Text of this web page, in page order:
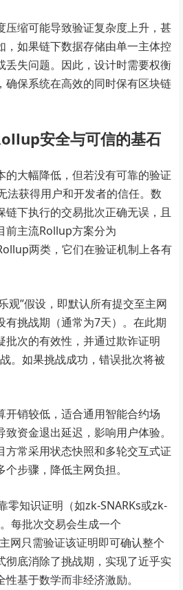
压缩可能导致验证复杂度上升，甚
，如果链下数据存储由单一主体控
丢失问题。因此，设计时需要权衡
确保系统在高效的同时保有区块链
安全与可信的基石
的大幅降低，但若没有可靠的验证
法获得用户和开发者的信任。数
链下执行的交易批次正确无误，且
前主流Rollup方案分为
两类，它们在验证机制上各有
”假设，即默认所有提交至主网
有挑战期（通常为7天）。在此期
批次的有效性，并通过欺诈证明
。如果挑战成功，错误批次将被
开销较低，适合通用智能合约场
资金退出延迟，影响用户体验。
方常采用状态快照和多轮交互式证
步骤，降低主网负担。
零知识证明（如zk-SNARKs或zk-
每批次交易会生成一个
只需验证该证明即可确认整个
彻底消除了挑战期，实现了近乎实
基于数学而非经济激励。